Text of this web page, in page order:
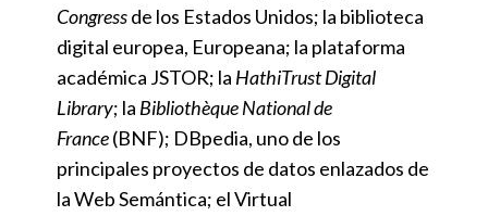
Congressde los Estados Unidos; la biblioteca
digital europea, Europeana; la plataforma
académica JSTOR; la HathiTrust Digital
Library; la Bibliothèque National de
France(BNF); DBpedia, uno de los
principales proyectos de datos enlazados de
la Web Semántica; el Virtual